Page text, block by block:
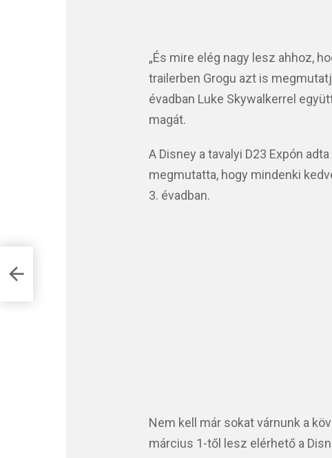
„És mire elég nagy lesz ahhoz,
trailerben Grogu azt is
évadban Luke Skywalkerrel
magát.
A Disney a tavalyi D23 Expón
megmutatta, hogy mindenki
3. évadban.
Nem kell már sokat várnunk a
március 1-től lesz elérhető a